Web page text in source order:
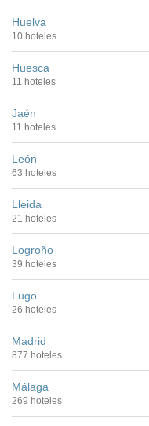
Huelva
10 hoteles
Huesca
11 hoteles
Jaén
11 hoteles
León
63 hoteles
Lleida
21 hoteles
Logroño
39 hoteles
Lugo
26 hoteles
Madrid
877 hoteles
Málaga
269 hoteles